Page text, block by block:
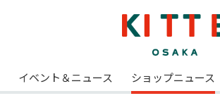
イベント＆ニュース ショップニュース